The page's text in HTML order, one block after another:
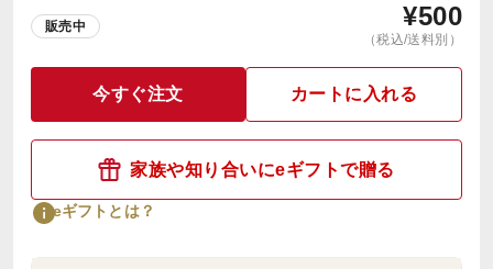
販売中 ¥500
（税込/送料別）
今すぐ注文 カートに入れる
家族や知り合いにeギフトで贈る
eギフトとは？